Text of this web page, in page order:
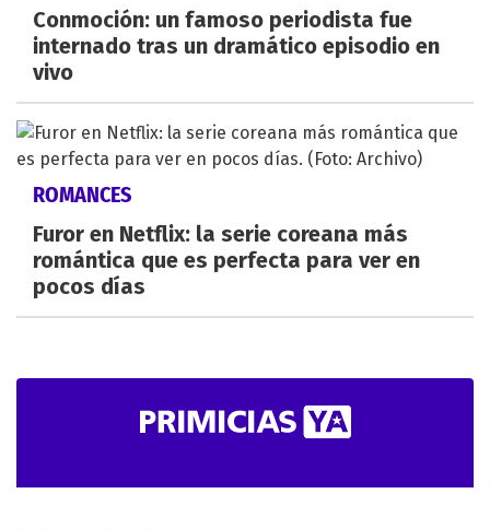
Conmoción: un famoso periodista fue
internado tras un dramático episodio en
vivo
ROMANCES
Furor en Netflix: la serie coreana más
romántica que es perfecta para ver en
pocos días